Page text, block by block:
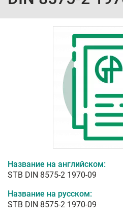
Название на английском:
STB DIN 8575-2 1970-09
Название на русском:
STB DIN 8575-2 1970-09